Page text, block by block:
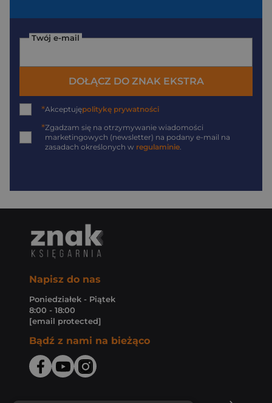
Twój e-mail
DOŁĄCZ DO ZNAK EKSTRA
*Akceptujępolitykę prywatności
*Zgadzam się na otrzymywanie wiadomości
marketingowych (newsletter) na podany e-mail na
zasadach określonych w regulaminie.
Napisz do nas
Poniedziałek - Piątek
8:00 - 18:00
[email protected]
Bądź z nami na bieżąco